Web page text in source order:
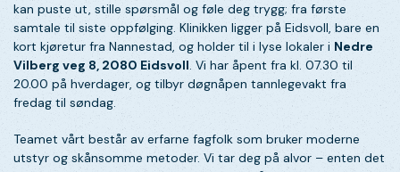
kan puste ut, stille spørsmål og føle deg trygg; fra første
samtale til siste oppfølging. Klinikken ligger på Eidsvoll, bare en
kort kjøretur fra Nannestad, og holder til i lyse lokaler i Nedre
Vilberg veg 8, 2080 Eidsvoll. Vi har åpent fra kl. 07.30 til
20.00 på hverdager, og tilbyr døgnåpen tannlegevakt fra
fredag til søndag.
Teamet vårt består av erfarne fagfolk som bruker moderne
utstyr og skånsomme metoder. Vi tar deg på alvor – enten det